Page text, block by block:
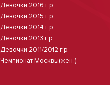
Девочки 2016 г.р.
Девочки 2015 г.р.
Девочки 2014 г.р.
Девочки 2013 г.р.
Девочки 2011/2012 г.р.
Чемпионат Москвы(жен.)